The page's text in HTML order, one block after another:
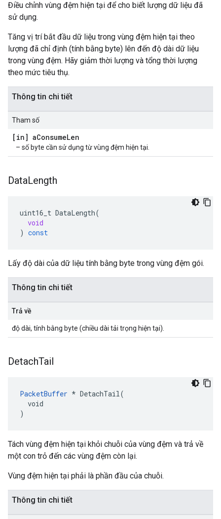
Điều chỉnh vùng đệm hiện tại để cho biết lượng dữ liệu đã
sử dụng.
Tăng vị trí bắt đầu dữ liệu trong vùng đệm hiện tại theo
lượng đã chỉ định (tính bằng byte) lên đến độ dài dữ liệu
trong vùng đệm. Hãy giảm thời lượng và tổng thời lượng
theo mức tiêu thụ.
Thông tin chi tiết
Tham số
[in] aConsumeLen
– số byte cần sử dụng từ vùng đệm hiện tại.
DataLength
uint16_t DataLength(
void
) const
Lấy độ dài của dữ liệu tính bằng byte trong vùng đệm gói.
Thông tin chi tiết
Trả về
độ dài, tính bằng byte (chiều dài tải trọng hiện tại).
DetachTail
PacketBuffer * DetachTail(
  void
)
Tách vùng đệm hiện tại khỏi chuỗi của vùng đệm và trả về
một con trỏ đến các vùng đệm còn lại.
Vùng đệm hiện tại phải là phần đầu của chuỗi.
Thông tin chi tiết